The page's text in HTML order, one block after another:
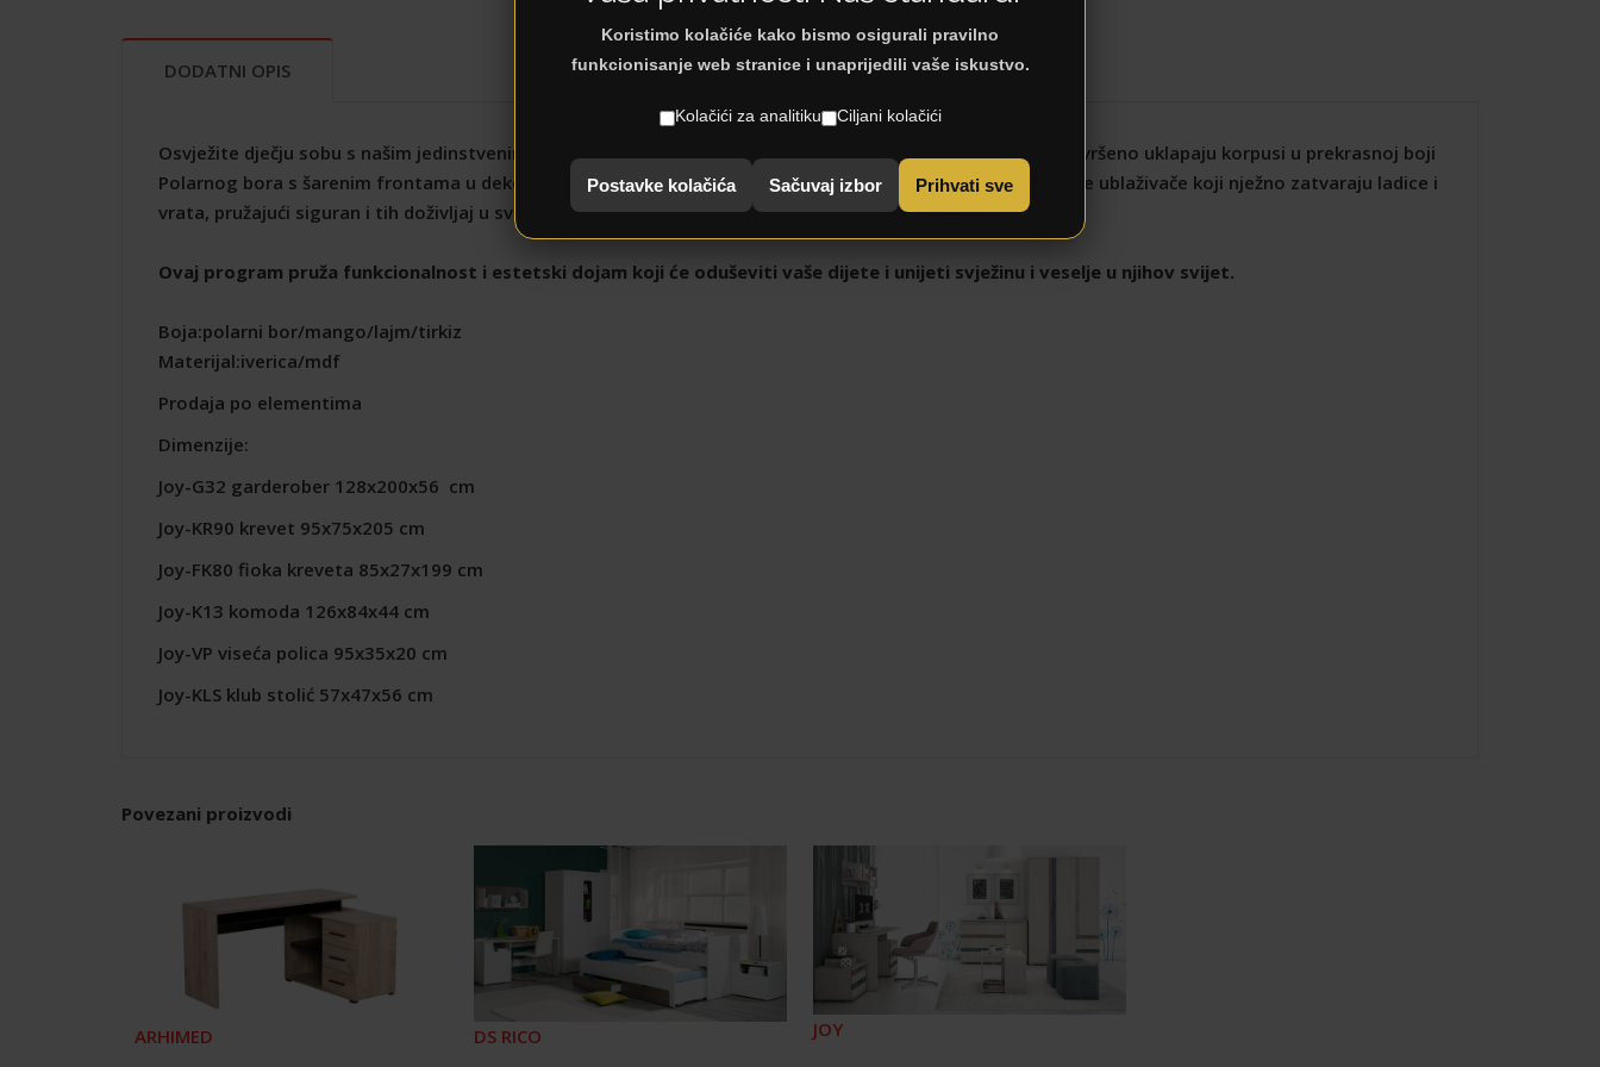
DODATNI OPIS
Osvježite dječju sobu s našim jedinstvenim složivim programom dječjih soba u drvenom dekoru, gdje se savršeno uklapaju korpusi u prekrasnoj boji
Polarnog bora s šarenim frontama u dekorima Tirkiza, Limete i Manga. Uživajte u praktičnosti uz soft close ublaživače koji nježno zatvaraju ladice i
vrata, pružajući siguran i tih doživljaj u svakodnevnom korištenju.
Ovaj program pruža funkcionalnost i estetski dojam koji će oduševiti vaše dijete i unijeti svježinu i veselje u njihov svijet.
Boja:polarni bor/mango/lajm/tirkiz
Materijal:iverica/mdf
Prodaja po elementima
Dimenzije:
Joy-G32 garderober 128x200x56 cm
Joy-KR90 krevet 95x75x205 cm
Joy-FK80 fioka kreveta 85x27x199 cm
Joy-K13 komoda 126x84x44 cm
Joy-VP viseća polica 95x35x20 cm
Joy-KLS klub stolić 57x47x56 cm
Povezani proizvodi
ARHIMED DS RICO JOY
Koristimo kolačiće kako bismo osigurali pravilno
funkcionisanje web stranice i unaprijedili vaše iskustvo.
Kolačići za analitiku Ciljani kolačići
Postavke kolačića Sačuvaj izbor Prihvati sve